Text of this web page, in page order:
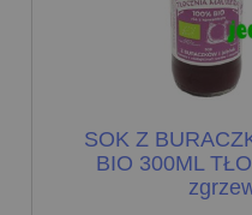
SOK Z
BIO 300ML